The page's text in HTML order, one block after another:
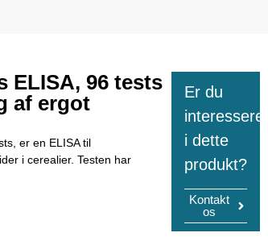
ELISA, 96 tests
af ergot
er en ELISA til
i cerealier. Testen har
Er du
interesseret
i dette
produkt?
Kontakt
os